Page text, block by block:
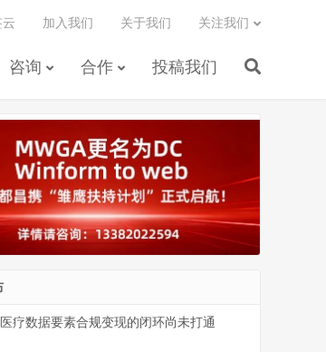
咨询 合作 投稿我们
加入我们 关于我们 关注我们
疗数据要素合规变现的闭环尚未打通